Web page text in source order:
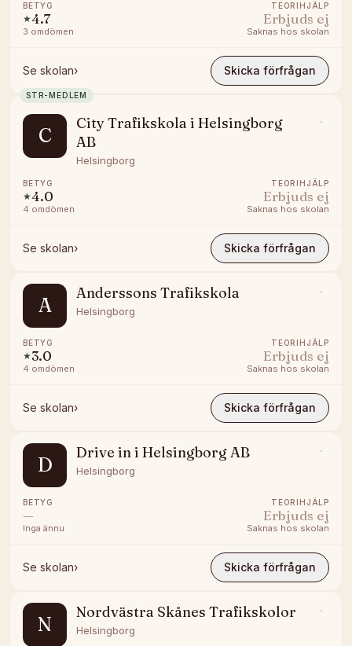
BETYG
★4.7
3 omdömen
TEORIHJÄLP
Erbjuds ej
Saknas hos skolan
Se skolan› Skicka förfrågan
STR-MEDLEM
C
City Trafikskola i Helsingborg
AB
Helsingborg
BETYG
★4.0
4 omdömen
TEORIHJÄLP
Erbjuds ej
Saknas hos skolan
Se skolan› Skicka förfrågan
A
Anderssons Trafikskola
Helsingborg
BETYG
★3.0
4 omdömen
TEORIHJÄLP
Erbjuds ej
Saknas hos skolan
Se skolan› Skicka förfrågan
D
Drive in i Helsingborg AB
Helsingborg
BETYG
—
Inga ännu
TEORIHJÄLP
Erbjuds ej
Saknas hos skolan
Se skolan› Skicka förfrågan
N
Nordvästra Skånes Trafikskolor
Helsingborg